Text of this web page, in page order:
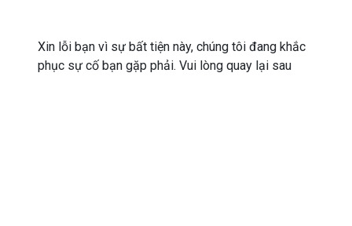
Xin lỗi bạn vì sự bất tiện này, chúng tôi đang khắc
phục sự cố bạn gặp phải. Vui lòng quay lại sau